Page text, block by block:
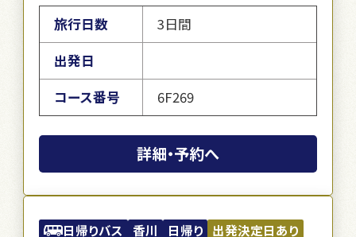
旅行日数
3日間
出発日
コース番号
6F269
詳細・予約へ
日帰りバス 香川 日帰り 出発決定日あり